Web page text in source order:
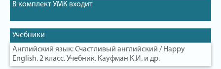
В комплект УМК входит
Учебники
Английский язык: Счастливый английский / Happy
English. 2 класс. Учебник. Кауфман К.И. и др.